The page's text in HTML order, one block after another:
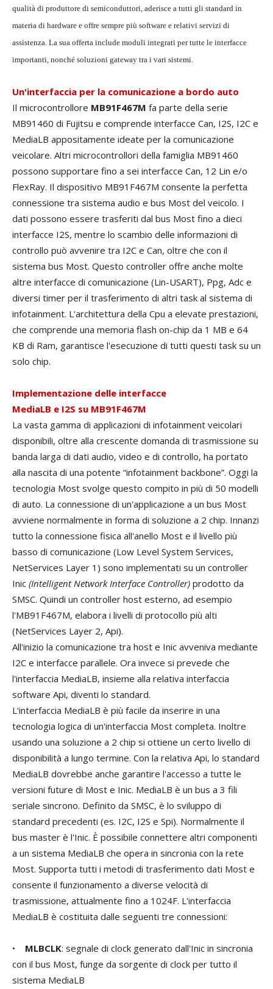
qualità di produttore di semiconduttori, aderisce a tutti gli standard in
materia di hardware e offre sempre più software e relativi servizi di
assistenza. La sua offerta include moduli integrati per tutte le interfacce
importanti, nonché soluzioni gateway tra i vari sistemi.
Un'interfaccia per la comunicazione a bordo auto
Il microcontrollore MB91F467M fa parte della serie
MB91460 di Fujitsu e comprende interfacce Can, I2S, I2C e
MediaLB appositamente ideate per la comunicazione
veicolare. Altri microcontrollori della famiglia MB91460
possono supportare fino a sei interfacce Can, 12 Lin e/o
FlexRay. Il dispositivo MB91F467M consente la perfetta
connessione tra sistema audio e bus Most del veicolo. I
dati possono essere trasferiti dal bus Most fino a dieci
interfacce I2S, mentre lo scambio delle informazioni di
controllo può avvenire tra I2C e Can, oltre che con il
sistema bus Most. Questo controller offre anche molte
altre interfacce di comunicazione (Lin-USART), Ppg, Adc e
diversi timer per il trasferimento di altri task al sistema di
infotainment. L'architettura della Cpu a elevate prestazioni,
che comprende una memoria flash on-chip da 1 MB e 64
KB di Ram, garantisce l'esecuzione di tutti questi task su un
solo chip.
Implementazione delle interfacce
MediaLB e I2S su MB91F467M
La vasta gamma di applicazioni di infotainment veicolari
disponibili, oltre alla crescente domanda di trasmissione su
banda larga di dati audio, video e di controllo, ha portato
alla nascita di una potente “infotainment backbone”. Oggi la
tecnologia Most svolge questo compito in più di 50 modelli
di auto. La connessione di un'applicazione a un bus Most
avviene normalmente in forma di soluzione a 2 chip. Innanzi
tutto la connessione fisica all'anello Most e il livello più
basso di comunicazione (Low Level System Services,
NetServices Layer 1) sono implementati su un controller
Inic (Intelligent Network Interface Controller) prodotto da
SMSC. Quindi un controller host esterno, ad esempio
l'MB91F467M, elabora i livelli di protocollo più alti
(NetServices Layer 2, Api).
All'inizio la comunicazione tra host e Inic avveniva mediante
I2C e interfacce parallele. Ora invece si prevede che
l'interfaccia MediaLB, insieme alla relativa interfaccia
software Api, diventi lo standard.
L'interfaccia MediaLB è più facile da inserire in una
tecnologia logica di un'interfaccia Most completa. Inoltre
usando una soluzione a 2 chip si ottiene un certo livello di
disponibilità a lungo termine. Con la relativa Api, lo standard
MediaLB dovrebbe anche garantire l'accesso a tutte le
versioni future di Most e Inic. MediaLB è un bus a 3 fili
seriale sincrono. Definito da SMSC, è lo sviluppo di
standard precedenti (es. I2C, I2S e Spi). Normalmente il
bus master è l'Inic. È possibile connettere altri componenti
a un sistema MediaLB che opera in sincronia con la rete
Most. Supporta tutti i metodi di trasferimento dati Most e
consente il funzionamento a diverse velocità di
trasmissione, attualmente fino a 1024F. L'interfaccia
MediaLB è costituita dalle seguenti tre connessioni:
• MLBCLK: segnale di clock generato dall'Inic in sincronia
con il bus Most, funge da sorgente di clock per tutto il
sistema MediaLB